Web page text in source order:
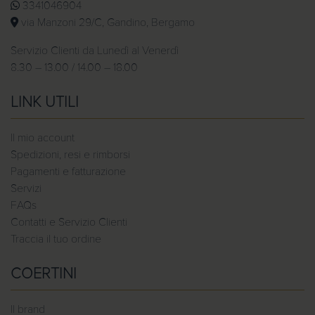
3341046904
via Manzoni 29/C, Gandino, Bergamo
Servizio Clienti da Lunedì al Venerdì
8.30 – 13.00 / 14.00 – 18.00
LINK UTILI
Il mio account
Spedizioni, resi e rimborsi
Pagamenti e fatturazione
Servizi
FAQs
Contatti e Servizio Clienti
Traccia il tuo ordine
COERTINI
Il brand